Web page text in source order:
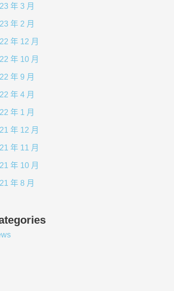
年 3 月
年 2 月
年 12 月
年 10 月
年 9 月
年 4 月
年 1 月
年 12 月
年 11 月
年 10 月
年 8 月